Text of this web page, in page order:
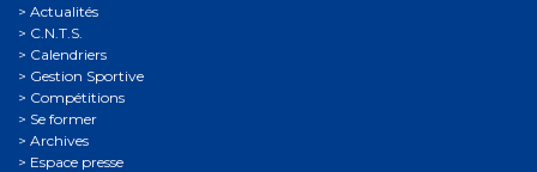
Actualités
C.N.T.S.
Calendriers
Gestion Sportive
Compétitions
Se former
Archives
Espace presse